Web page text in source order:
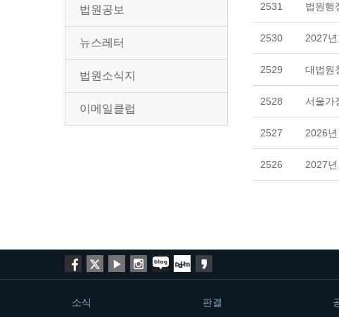
법원공보
뉴스레터
법원소식지
이메일클럽
2531 법원행
2530 2027
2529 대법원
2528 서울가
2527 2026
2526 2027
소식 판결